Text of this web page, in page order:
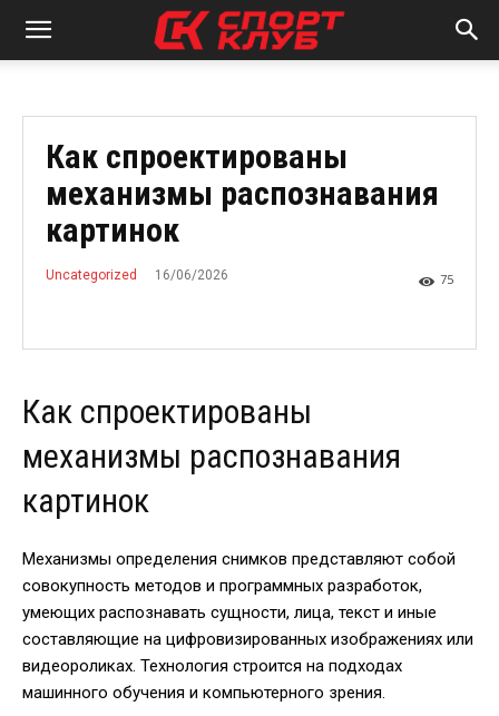
Как спроектированы
механизмы распознавания
картинок
Uncategorized 16/06/2026 75
Как спроектированы
механизмы распознавания
картинок
Механизмы определения снимков представляют собой
совокупность методов и программных разработок,
умеющих распознавать сущности, лица, текст и иные
составляющие на цифровизированных изображениях или
видеороликах. Технология строится на подходах
машинного обучения и компьютерного зрения.